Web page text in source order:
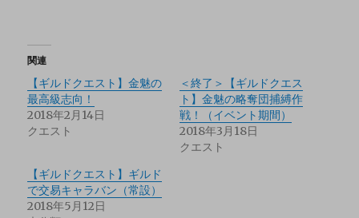
関連
【ギルドクエスト】金魅の
最高級志向！
2018年2月14日
クエスト
＜終了＞【ギルドクエス
ト】金魅の略奪団捕縛作
戦！（イベント期間）
2018年3月18日
クエスト
【ギルドクエスト】ギルド
で交易キャラバン（常設）
2018年5月12日